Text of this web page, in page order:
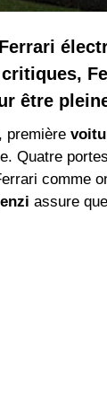
être
, première
Quatre
comme
assure